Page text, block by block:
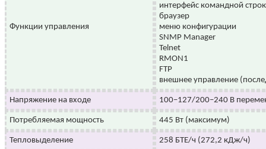
Функции управления
интерфейс командной
браузер
меню конфигурации
SNMP Manager
Telnet
RMON1
FTP
внешнее управление
Напряжение на входе 100–127/200–240 В
Потребляемая мощность 445 Вт (максимум)
Тепловыделение 258 БТЕ/ч (272,2 кДж/ч)